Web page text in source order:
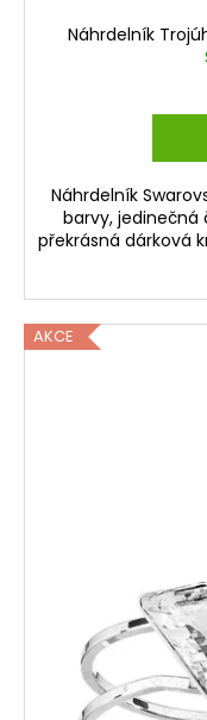
Náhrdelník
Náhrdelník
barvy, jedinečná
překrásná dárková
AKCE